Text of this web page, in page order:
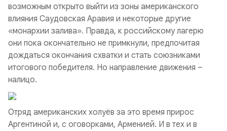
возможным открыто выйти из зоны американского
влияния Саудовская Аравия и некоторые другие
«монархии залива». Правда, к российскому лагерю
они пока окончательно не примкнули, предпочитая
дождаться окончания схватки и стать союзниками
итогового победителя. Но направление движения –
налицо.
Отряд американских холуёв за это время прирос
Аргентиной и, с оговорками, Арменией. И в тех и в